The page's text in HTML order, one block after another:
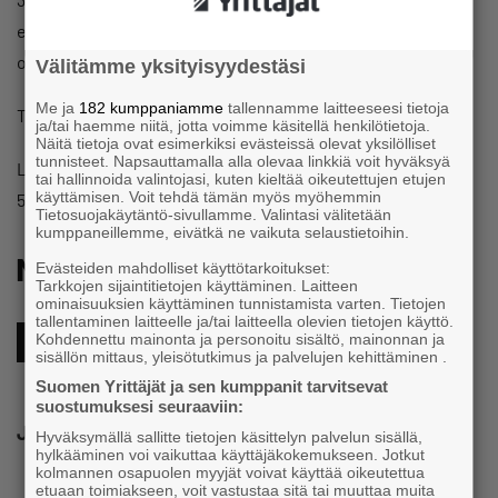
edustajaa. Tulosten luottamusväli on kokonaistuloksen
osalta +- 3,1 prosenttiyksikköä.
Tutustu tuloksiin tarkemmintästä.
Lisätietoja: Mikael Pentikäinen, toimitusjohtaja, 040
5041944,mikael.pentikainen@yrittajat.fi
Muita kiinnostavia aiheita
Energia
Jaa
Välitämme yksityisyydestäsi
Me ja 182 kumppaniamme tallennamme laitteeseesi tietoja
ja/tai haemme niitä, jotta voimme käsitellä henkilötietoja.
Näitä tietoja ovat esimerkiksi evästeissä olevat yksilölliset
tunnisteet. Napsauttamalla alla olevaa linkkiä voit hyväksyä
tai hallinnoida valintojasi, kuten kieltää oikeutettujen etujen
käyttämisen. Voit tehdä tämän myös myöhemmin
Tietosuojakäytäntö-sivullamme. Valintasi välitetään
kumppaneillemme, eivätkä ne vaikuta selaustietoihin.
Evästeiden mahdolliset käyttötarkoitukset:
Tarkkojen sijaintitietojen käyttäminen. Laitteen
ominaisuuksien käyttäminen tunnistamista varten. Tietojen
tallentaminen laitteelle ja/tai laitteella olevien tietojen käyttö.
Kohdennettu mainonta ja personoitu sisältö, mainonnan ja
sisällön mittaus, yleisötutkimus ja palvelujen kehittäminen .
Suomen Yrittäjät ja sen kumppanit tarvitsevat
suostumuksesi seuraaviin:
Hyväksymällä sallitte tietojen käsittelyn palvelun sisällä,
hylkääminen voi vaikuttaa käyttäjäkokemukseen. Jotkut
kolmannen osapuolen myyjät voivat käyttää oikeutettua
etuaan toimiakseen, voit vastustaa sitä tai muuttaa muita